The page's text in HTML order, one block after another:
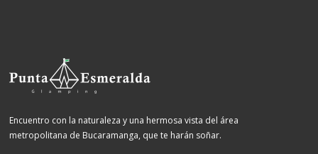
Encuentro con la naturaleza y una hermosa vista del área
metropolitana de Bucaramanga, que te harán soñar.